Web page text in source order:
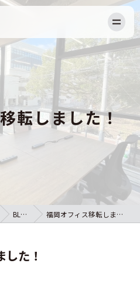
転しました！
BLOG 福岡オフィス移転しました！
た！